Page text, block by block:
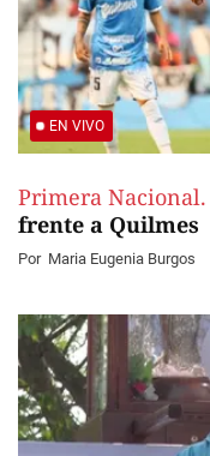
EN VIVO
Primera Nacional.
frente a Quilmes
Por Maria Eugenia Burgos